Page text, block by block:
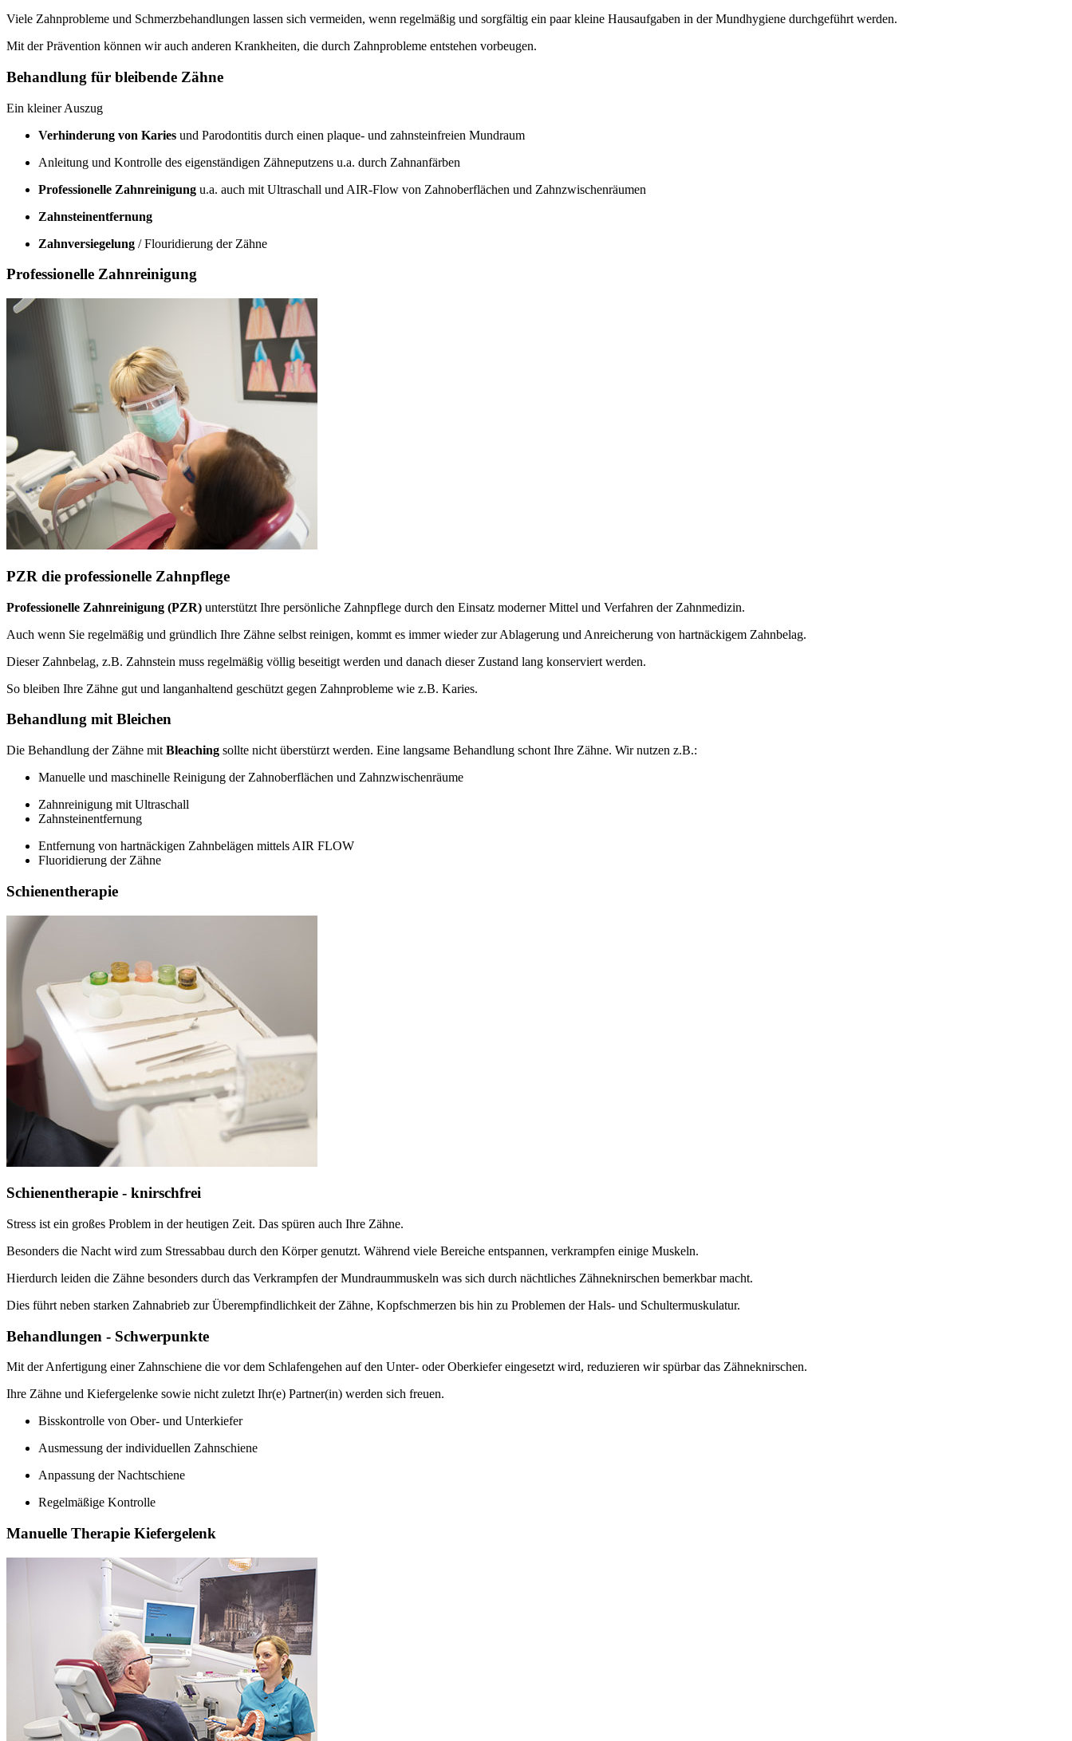
Viele Zahnprobleme und Schmerzbehandlungen lassen sich vermeiden, wenn regelmäßig und sorgfältig ein paar kleine Hausaufgaben in der Mundhygiene durchgeführt werden.
Mit der Prävention können wir auch anderen Krankheiten, die durch Zahnprobleme entstehen vorbeugen.
Behandlung für bleibende Zähne
Ein kleiner Auszug
Verhinderung von Karies und Parodontitis durch einen plaque- und zahnsteinfreien Mundraum
Anleitung und Kontrolle des eigenständigen Zähneputzens u.a. durch Zahnanfärben
Professionelle Zahnreinigung u.a. auch mit Ultraschall und AIR-Flow von Zahnoberflächen und Zahnzwischenräumen
Zahnsteinentfernung
Zahnversiegelung / Flouridierung der Zähne
Professionelle Zahnreinigung
PZR die professionelle Zahnpflege
Professionelle Zahnreinigung (PZR) unterstützt Ihre persönliche Zahnpflege durch den Einsatz moderner Mittel und Verfahren der Zahnmedizin.
Auch wenn Sie regelmäßig und gründlich Ihre Zähne selbst reinigen, kommt es immer wieder zur Ablagerung und Anreicherung von hartnäckigem Zahnbelag.
Dieser Zahnbelag, z.B. Zahnstein muss regelmäßig völlig beseitigt werden und danach dieser Zustand lang konserviert werden.
So bleiben Ihre Zähne gut und langanhaltend geschützt gegen Zahnprobleme wie z.B. Karies.
Behandlung mit Bleichen
Die Behandlung der Zähne mit Bleaching sollte nicht überstürzt werden. Eine langsame Behandlung schont Ihre Zähne. Wir nutzen z.B.:
Manuelle und maschinelle Reinigung der Zahnoberflächen und Zahnzwischenräume
Zahnreinigung mit Ultraschall
Zahnsteinentfernung
Entfernung von hartnäckigen Zahnbelägen mittels AIR FLOW
Fluoridierung der Zähne
Schienentherapie
Schienentherapie - knirschfrei
Stress ist ein großes Problem in der heutigen Zeit. Das spüren auch Ihre Zähne.
Besonders die Nacht wird zum Stressabbau durch den Körper genutzt. Während viele Bereiche entspannen, verkrampfen einige Muskeln.
Hierdurch leiden die Zähne besonders durch das Verkrampfen der Mundraummuskeln was sich durch nächtliches Zähneknirschen bemerkbar macht.
Dies führt neben starken Zahnabrieb zur Überempfindlichkeit der Zähne, Kopfschmerzen bis hin zu Problemen der Hals- und Schultermuskulatur.
Behandlungen - Schwerpunkte
Mit der Anfertigung einer Zahnschiene die vor dem Schlafengehen auf den Unter- oder Oberkiefer eingesetzt wird, reduzieren wir spürbar das Zähneknirschen.
Ihre Zähne und Kiefergelenke sowie nicht zuletzt Ihr(e) Partner(in) werden sich freuen.
Bisskontrolle von Ober- und Unterkiefer
Ausmessung der individuellen Zahnschiene
Anpassung der Nachtschiene
Regelmäßige Kontrolle
Manuelle Therapie Kiefergelenk